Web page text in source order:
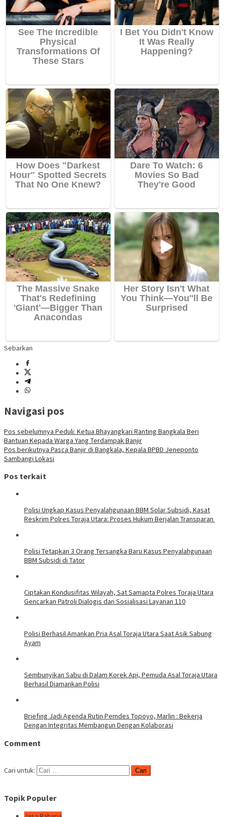
Sebarkan
Navigasi pos
Pos sebelumnya Peduli: Ketua Bhayangkari Ranting Bangkala Beri
Bantuan Kepada Warga Yang Terdampak Banjir
Pos berikutnya Pasca Banjir di Bangkala, Kepala BPBD Jeneponto
Sambangi Lokasi
Pos terkait
Polisi Ungkap Kasus Penyalahgunaan BBM Solar Subsidi, Kasat
Reskrim Polres Toraja Utara: Proses Hukum Berjalan Transparan
Polisi Tetapkan 3 Orang Tersangka Baru Kasus Penyalahgunaan
BBM Subsidi di Tator
Ciptakan Kondusifitas Wilayah, Sat Samapta Polres Toraja Utara
Gencarkan Patroli Dialogis dan Sosialisasi Layanan 110
Polisi Berhasil Amankan Pria Asal Toraja Utara Saat Asik Sabung
Ayam
Sembunyikan Sabu di Dalam Korek Api, Pemuda Asal Toraja Utara
Berhasil Diamankan Polisi
Briefing Jadi Agenda Rutin Pemdes Topoyo, Marlin : Bekerja
Dengan Integritas Membangun Dengan Kolaborasi
Comment
Cari untuk:
Topik Populer